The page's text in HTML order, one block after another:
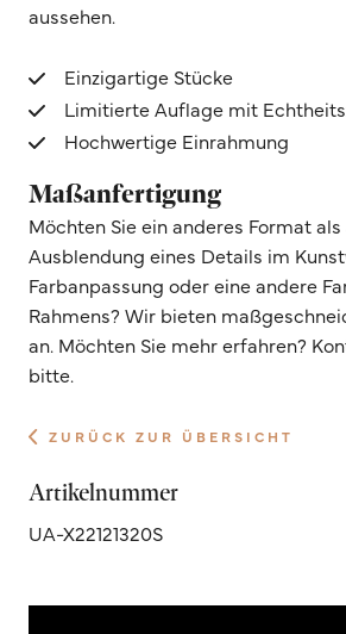
aussehen.
Einzigartige Stücke
Limitierte Auflage mit
Hochwertige Einrahmung
Maßanfertigung
Möchten Sie ein anderes Format
Ausblendung eines Details im
Farbanpassung oder eine andere
Rahmens? Wir bieten
an. Möchten Sie mehr erfahren?
bitte.
ZURÜCK ZUR ÜBERSICHT
Artikelnummer
UA-X22121320S